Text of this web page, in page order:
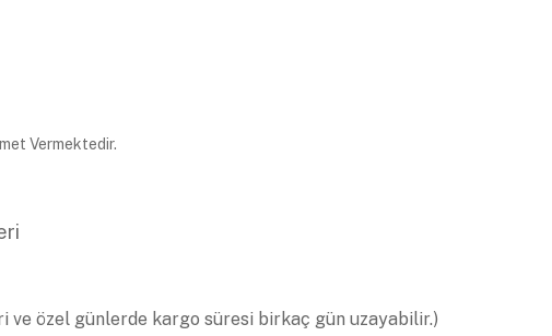
Vermektedir.
ve özel günlerde kargo süresi birkaç gün uzayabilir.)